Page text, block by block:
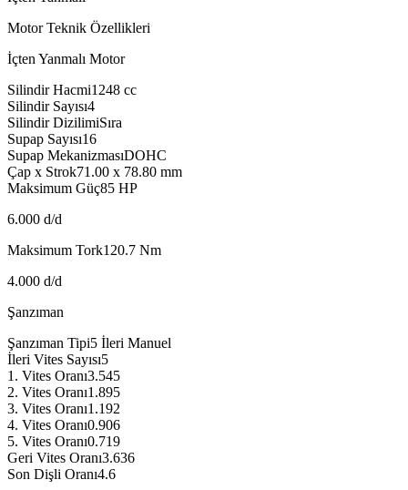
Motor Teknik Özellikleri
İçten Yanmalı Motor
Silindir Hacmi1248 cc
Silindir Sayısı4
Silindir DizilimiSıra
Supap Sayısı16
Supap MekanizmasıDOHC
Çap x Strok71.00 x 78.80 mm
Maksimum Güç85 HP
6.000 d/d
Maksimum Tork120.7 Nm
4.000 d/d
Şanzıman
Şanzıman Tipi5 İleri Manuel
İleri Vites Sayısı5
1. Vites Oranı3.545
2. Vites Oranı1.895
3. Vites Oranı1.192
4. Vites Oranı0.906
5. Vites Oranı0.719
Geri Vites Oranı3.636
Son Dişli Oranı4.6